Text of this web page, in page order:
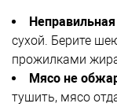
сухой. Берите
прожилками
Мясо не
тушить, мясо